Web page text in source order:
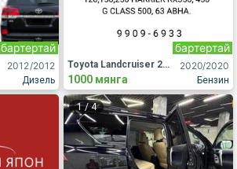
2012/2012
Дизель
бартертай
2020/2020
Бензин
бартертай
Toyota Landcruiser 200
1000 мянга
1/4